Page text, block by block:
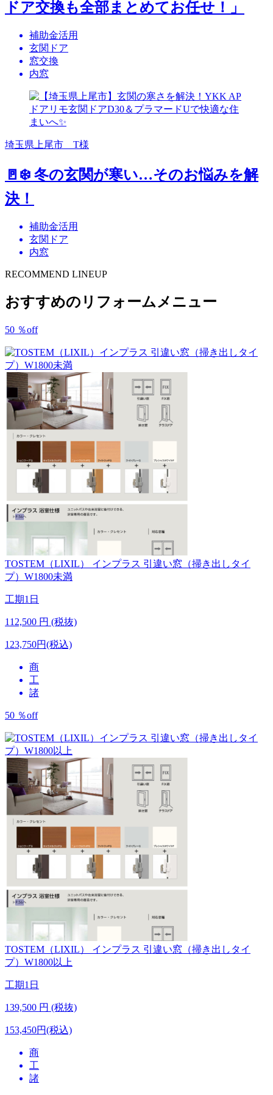
ドア交換も全部まとめてお任せ！」
補助金活用
玄関ドア
窓交換
内窓
埼玉県上尾市 T様
🚪❄️ 冬の玄関が寒い…そのお悩みを解
決！
補助金活用
玄関ドア
内窓
RECOMMEND LINEUP
おすすめのリフォームメニュー
50 ％off
TOSTEM（LIXIL）
インプラス 引違い窓（掃き出しタイ
プ）W1800未満
工期1日
112,500 円 (税抜)
123,750円(税込)
商
工
諸
50 ％off
TOSTEM（LIXIL）
インプラス 引違い窓（掃き出しタイ
プ）W1800以上
工期1日
139,500 円 (税抜)
153,450円(税込)
商
工
諸